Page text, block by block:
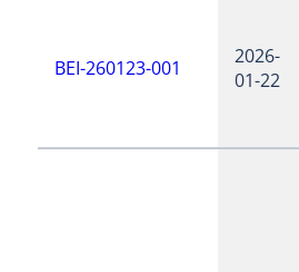
BEI-260123-001
2026-
01-22